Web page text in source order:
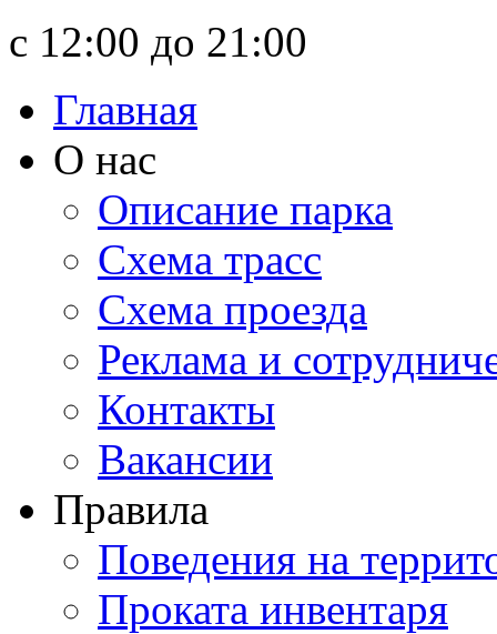
с 12:00 до 21:00
Главная
О нас
Описание парка
Схема трасс
Схема проезда
Реклама и
Контакты
Вакансии
Правила
Поведения на
Проката инвентаря